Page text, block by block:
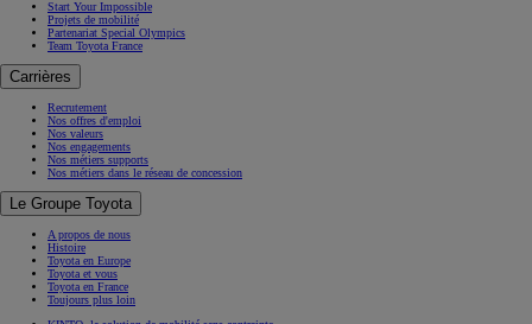
Start Your Impossible
Projets de mobilité
Partenariat Special Olympics
Team Toyota France
Carrières
Recrutement
Nos offres d'emploi
Nos valeurs
Nos engagements
Nos métiers supports
Nos métiers dans le réseau de concession
Le Groupe Toyota
A propos de nous
Histoire
Toyota en Europe
Toyota et vous
Toyota en France
Toujours plus loin